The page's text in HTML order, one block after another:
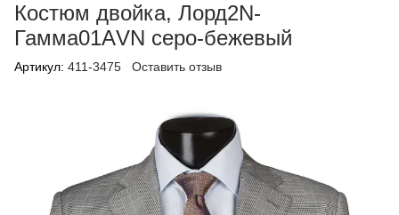
Костюм двойка, Лорд2N-
Гамма01АVN серо-бежевый
Артикул: 411-3475 Оставить отзыв